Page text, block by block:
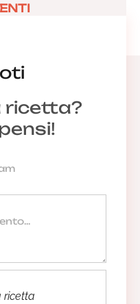
ricetta?
ricetta